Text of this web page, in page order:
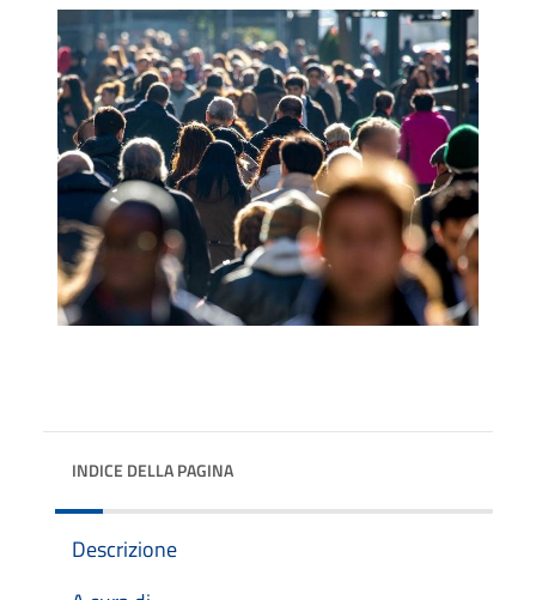
INDICE DELLA PAGINA
Descrizione